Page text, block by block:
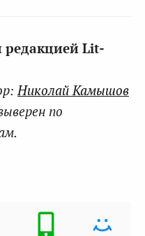
редакцией Lit-
Николай Камышов
по